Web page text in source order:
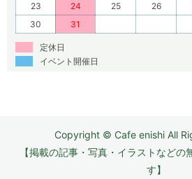
23
24 25 26
30
31
定休日
イベント開催日
Copyright © Cafe enishi All
【掲載の記事・写真・イラストなどの
す】